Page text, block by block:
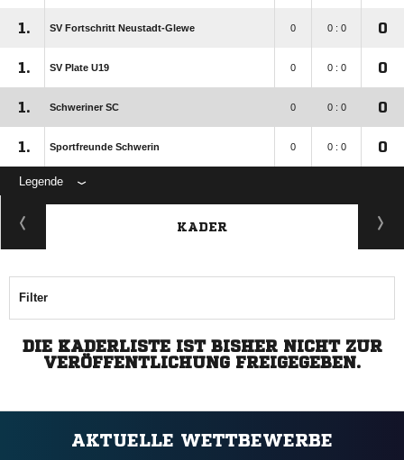
1. SV Fortschritt Neustadt-Glewe 0 0 : 0 0
1. SV Plate U19 0 0 : 0 0
1. Schweriner SC 0 0 : 0 0
1. Sportfreunde Schwerin 0 0 : 0 0
Legende
KADER
Filter
DIE KADERLISTE IST BISHER NICHT ZUR
VERÖFFENTLICHUNG FREIGEGEBEN.
AKTUELLE WETTBEWERBE